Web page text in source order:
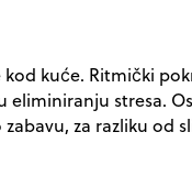
kuće. Ritmički
eliminiranju stresa.
za razliku od